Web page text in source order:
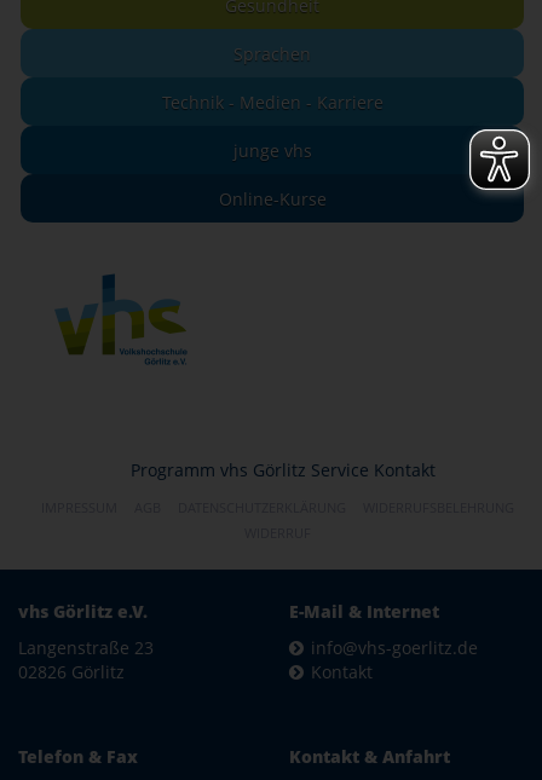
Gesundheit
Sprachen
Technik - Medien - Karriere
junge vhs
Online-Kurse
Programm vhs Görlitz Service Kontakt
vhs Görlitz e.V.
Langenstraße 23
02826 Görlitz
E-Mail & Internet
info@vhs-goerlitz.de
Kontakt
Telefon & Fax Kontakt & Anfahrt